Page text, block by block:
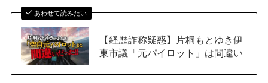
あわせて読みたい
【経歴詐称疑惑】片桐もとゆき伊
東市議「元パイロット」は間違い